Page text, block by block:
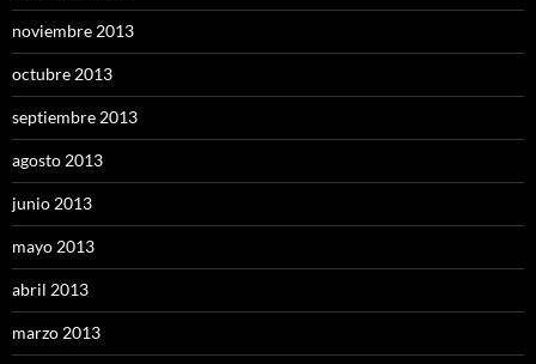
noviembre 2013
octubre 2013
septiembre 2013
agosto 2013
junio 2013
mayo 2013
abril 2013
marzo 2013